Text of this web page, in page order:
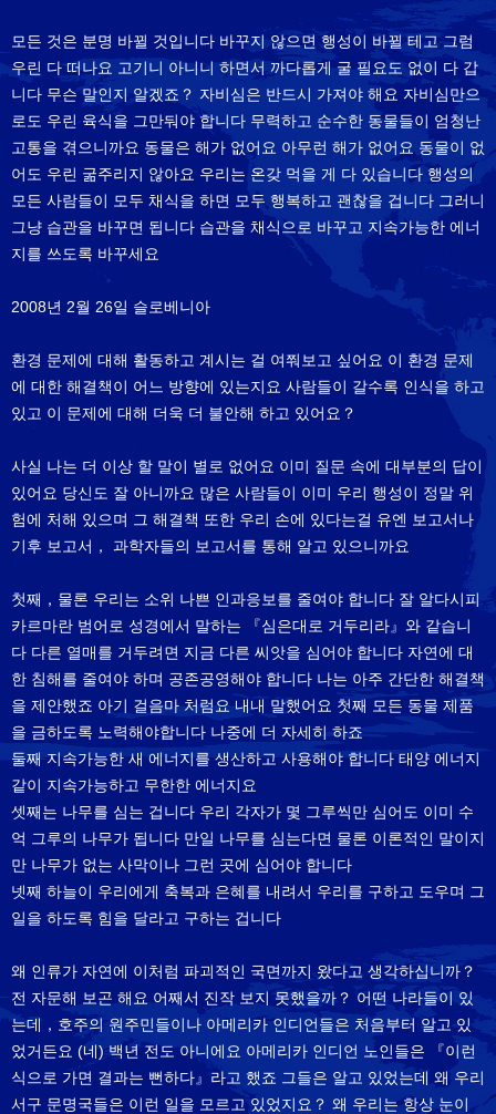
모든 것은 분명 바뀔 것입니다 바꾸지 않으면 행성이 바뀔 테고 그럼
우린 다 떠나요 고기니 아니니 하면서 까다롭게 굴 필요도 없이 다 갑
니다 무슨 말인지 알겠죠？ 자비심은 반드시 가져야 해요 자비심만으
로도 우린 육식을 그만둬야 합니다 무력하고 순수한 동물들이 엄청난
고통을 겪으니까요 동물은 해가 없어요 아무런 해가 없어요 동물이 없
어도 우린 굶주리지 않아요 우리는 온갖 먹을 게 다 있습니다 행성의
모든 사람들이 모두 채식을 하면 모두 행복하고 괜찮을 겁니다 그러니
그냥 습관을 바꾸면 됩니다 습관을 채식으로 바꾸고 지속가능한 에너
지를 쓰도록 바꾸세요
2008년 2월 26일 슬로베니아
환경 문제에 대해 활동하고 계시는 걸 여쭤보고 싶어요 이 환경 문제
에 대한 해결책이 어느 방향에 있는지요 사람들이 갈수록 인식을 하고
있고 이 문제에 대해 더욱 더 불안해 하고 있어요？
사실 나는 더 이상 할 말이 별로 없어요 이미 질문 속에 대부분의 답이
있어요 당신도 잘 아니까요 많은 사람들이 이미 우리 행성이 정말 위
험에 처해 있으며 그 해결책 또한 우리 손에 있다는걸 유엔 보고서나
기후 보고서， 과학자들의 보고서를 통해 알고 있으니까요
첫째，물론 우리는 소위 나쁜 인과응보를 줄여야 합니다 잘 알다시피
카르마란 범어로 성경에서 말하는 『심은대로 거두리라』와 같습니
다 다른 열매를 거두려면 지금 다른 씨앗을 심어야 합니다 자연에 대
한 침해를 줄여야 하며 공존공영해야 합니다 나는 아주 간단한 해결책
을 제안했죠 아기 걸음마 처럼요 내내 말했어요 첫째 모든 동물 제품
을 금하도록 노력해야합니다 나중에 더 자세히 하죠
둘째 지속가능한 새 에너지를 생산하고 사용해야 합니다 태양 에너지
같이 지속가능하고 무한한 에너지요
셋째는 나무를 심는 겁니다 우리 각자가 몇 그루씩만 심어도 이미 수
억 그루의 나무가 됩니다 만일 나무를 심는다면 물론 이론적인 말이지
만 나무가 없는 사막이나 그런 곳에 심어야 합니다
넷째 하늘이 우리에게 축복과 은혜를 내려서 우리를 구하고 도우며 그
일을 하도록 힘을 달라고 구하는 겁니다
왜 인류가 자연에 이처럼 파괴적인 국면까지 왔다고 생각하십니까？
전 자문해 보곤 해요 어째서 진작 보지 못했을까？ 어떤 나라들이 있
는데，호주의 원주민들이나 아메리카 인디언들은 처음부터 알고 있
었거든요 (네) 백년 전도 아니에요 아메리카 인디언 노인들은 『이런
식으로 가면 결과는 뻔하다』라고 했죠 그들은 알고 있었는데 왜 우리
서구 문명국들은 이런 일을 모르고 있었지요？ 왜 우리는 항상 눈이